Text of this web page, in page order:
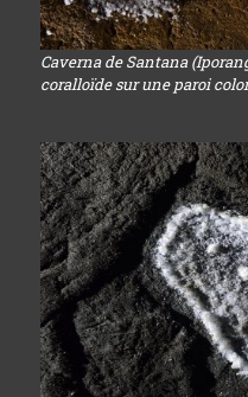
Caverna de Santana
coralloïde sur une paroi